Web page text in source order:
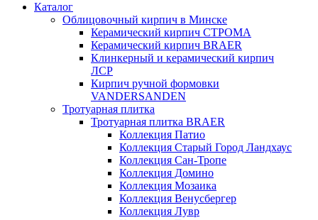
Каталог
Облицовочный кирпич в Минске
Керамический кирпич СТРОМА
Керамический кирпич BRAER
Клинкерный и керамический кирпич
ЛСР
Кирпич ручной формовки
VANDERSANDEN
Тротуарная плитка
Тротуарная плитка BRAER
Коллекция Патио
Коллекция Старый Город Ландхаус
Коллекция Сан-Тропе
Коллекция Домино
Коллекция Мозаика
Коллекция Венусбергер
Коллекция Лувр